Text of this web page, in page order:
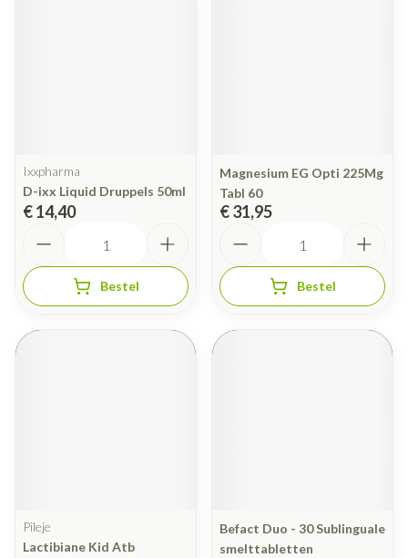
Ixxpharma
D-ixx Liquid Druppels 50ml
€ 14,40
Bestel
Magnesium EG Opti 225Mg
Tabl 60
€ 31,95
Bestel
Pileje
Lactibiane Kid Atb
Befact Duo - 30 Sublinguale
smelttabletten